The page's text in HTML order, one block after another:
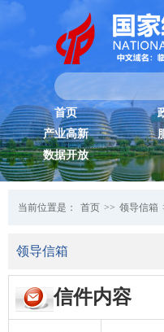
首页
产业高新
数据开放
当前位置是： 首页 >> 领导信箱
领导信箱
信件内容